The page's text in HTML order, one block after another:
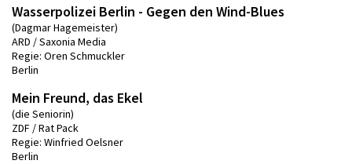
Wasserpolizei Berlin - Gegen den Wind-Blues
(Dagmar Hagemeister)
ARD / Saxonia Media
Regie: Oren Schmuckler
Berlin
Mein Freund, das Ekel
(die Seniorin)
ZDF / Rat Pack
Regie: Winfried Oelsner
Berlin